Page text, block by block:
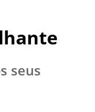
seus